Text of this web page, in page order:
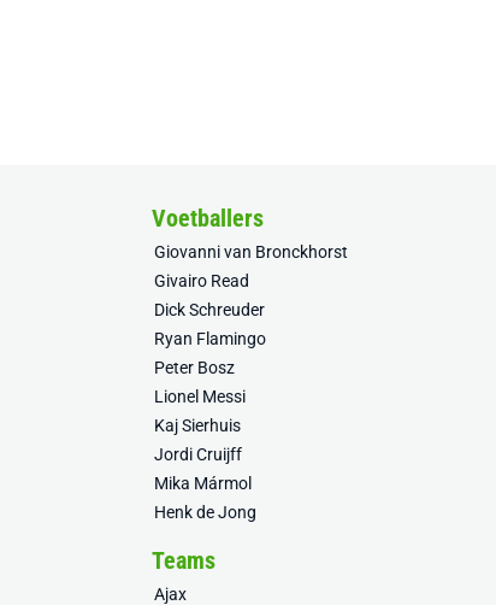
Voetballers
Giovanni van Bronckhorst
Givairo Read
Dick Schreuder
Ryan Flamingo
Peter Bosz
Lionel Messi
Kaj Sierhuis
Jordi Cruijff
Mika Mármol
Henk de Jong
Teams
Ajax